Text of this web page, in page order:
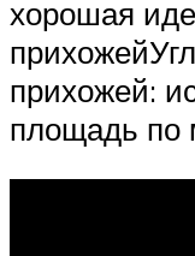
хорошая
прихожей:
площадь по